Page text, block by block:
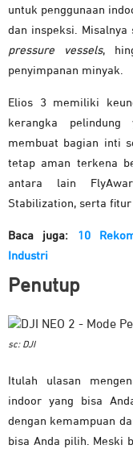
untuk penggunaan
dan inspeksi.
pressure vessels,
penyimpanan minyak.
Elios 3 memiliki
kerangka
membuat bagian inti
tetap aman terkena
antara lain
Stabilization, serta fitur
Baca juga: 10
Industri
Penutup
sc: DJI
Itulah ulasan
indoor yang bisa
dengan kemampuan
bisa Anda pilih. Meski